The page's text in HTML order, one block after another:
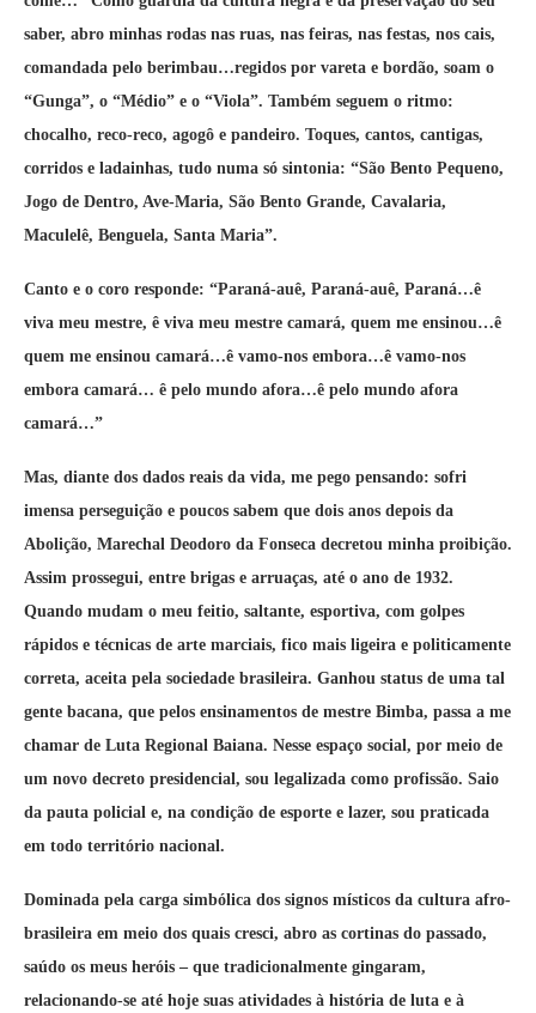
saber, abro minhas rodas nas ruas, nas feiras, nas festas, nos cais,
comandada pelo berimbau…regidos por vareta e bordão, soam o
“Gunga”, o “Médio” e o “Viola”. Também seguem o ritmo:
chocalho, reco-reco, agogô e pandeiro. Toques, cantos, cantigas,
corridos e ladainhas, tudo numa só sintonia: “São Bento Pequeno,
Jogo de Dentro, Ave-Maria, São Bento Grande, Cavalaria,
Maculelê, Benguela, Santa Maria”.
Canto e o coro responde: “Paraná-auê, Paraná-auê, Paraná…ê
viva meu mestre, ê viva meu mestre camará, quem me ensinou…ê
quem me ensinou camará…ê vamo-nos embora…ê vamo-nos
embora camará… ê pelo mundo afora…ê pelo mundo afora
camará…”
Mas, diante dos dados reais da vida, me pego pensando: sofri
imensa perseguição e poucos sabem que dois anos depois da
Abolição, Marechal Deodoro da Fonseca decretou minha proibição.
Assim prossegui, entre brigas e arruaças, até o ano de 1932.
Quando mudam o meu feitio, saltante, esportiva, com golpes
rápidos e técnicas de arte marciais, fico mais ligeira e politicamente
correta, aceita pela sociedade brasileira. Ganhou status de uma tal
gente bacana, que pelos ensinamentos de mestre Bimba, passa a me
chamar de Luta Regional Baiana. Nesse espaço social, por meio de
um novo decreto presidencial, sou legalizada como profissão. Saio
da pauta policial e, na condição de esporte e lazer, sou praticada
em todo território nacional.
Dominada pela carga simbólica dos signos místicos da cultura afro-
brasileira em meio dos quais cresci, abro as cortinas do passado,
saúdo os meus heróis – que tradicionalmente gingaram,
relacionando-se até hoje suas atividades à história de luta e à